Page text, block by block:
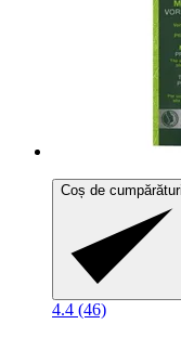
Coș de cumpărături
4.4 (46)